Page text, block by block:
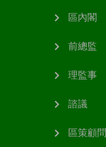
區內閣
前總監
理監事
諮議
區策顧問